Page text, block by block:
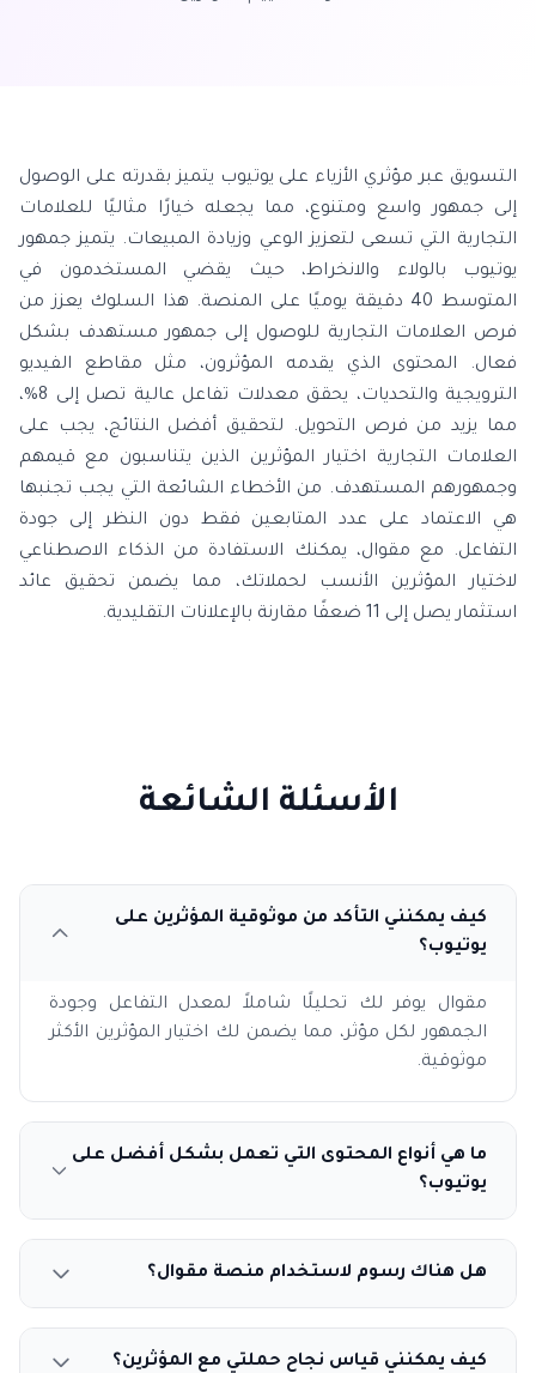
التسويق عبر مؤثري الأزياء على يوتيوب يتميز بقدرته على الوصول
إلى جمهور واسع ومتنوع، مما يجعله خيارًا مثاليًا للعلامات
التجارية التي تسعى لتعزيز الوعي وزيادة المبيعات. يتميز جمهور
يوتيوب بالولاء والانخراط، حيث يقضي المستخدمون في
المتوسط 40 دقيقة يوميًا على المنصة. هذا السلوك يعزز من
فرص العلامات التجارية للوصول إلى جمهور مستهدف بشكل
فعال. المحتوى الذي يقدمه المؤثرون، مثل مقاطع الفيديو
الترويجية والتحديات، يحقق معدلات تفاعل عالية تصل إلى 8%،
مما يزيد من فرص التحويل. لتحقيق أفضل النتائج، يجب على
العلامات التجارية اختيار المؤثرين الذين يتناسبون مع قيمهم
وجمهورهم المستهدف. من الأخطاء الشائعة التي يجب تجنبها
هي الاعتماد على عدد المتابعين فقط دون النظر إلى جودة
التفاعل. مع مقوال، يمكنك الاستفادة من الذكاء الاصطناعي
لاختيار المؤثرين الأنسب لحملاتك، مما يضمن تحقيق عائد
استثمار يصل إلى 11 ضعفًا مقارنة بالإعلانات التقليدية.
الأسئلة الشائعة
كيف يمكنني التأكد من موثوقية المؤثرين على
يوتيوب؟
مقوال يوفر لك تحليلًا شاملاً لمعدل التفاعل وجودة
الجمهور لكل مؤثر، مما يضمن لك اختيار المؤثرين الأكثر
موثوقية.
ما هي أنواع المحتوى التي تعمل بشكل أفضل على
يوتيوب؟
هل هناك رسوم لاستخدام منصة مقوال؟
كيف يمكنني قياس نجاح حملتي مع المؤثرين؟